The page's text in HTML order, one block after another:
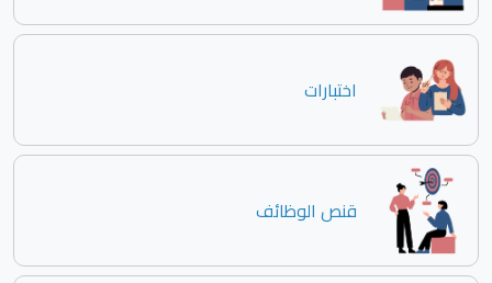
اختبارات
قنص الوظائف